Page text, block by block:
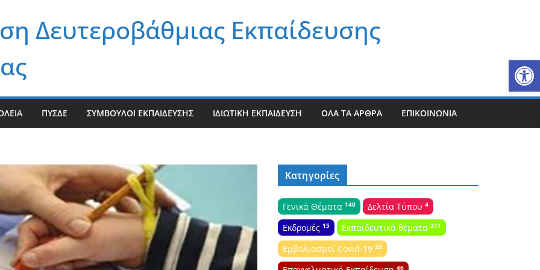
Δευτεροβάθμιας Εκπαίδευσης
ΠΥΣΔΕ ΣΎΜΒΟΥΛΟΙ ΕΚΠΑΊΔΕΥΣΗΣ ΙΔΙΩΤΙΚΉ ΕΚΠΑΊΔΕΥΣΗ ΌΛΑ ΤΑ ΆΡΘΡΑ ΕΠΙΚΟΙΝΩΝΊΑ
Κατηγορίες
Γενικά Θέματα 140 Δελτία Τύπου 4
Εκδρομές 15 Εκπαιδευτικά θέματα 211
Εμβολιασμοί Covid-19 33
46